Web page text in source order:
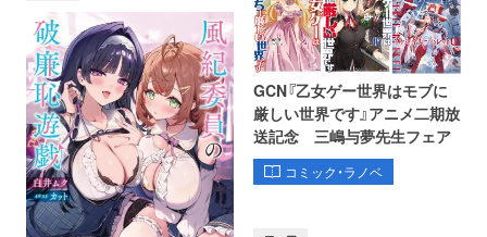
GCN『乙女ゲー世界はモブに
厳しい世界です』アニメ二期放
送記念 三嶋与夢先生フェア
コミック・ラノベ